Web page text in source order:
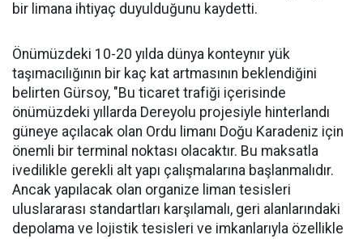
bir limana ihtiyaç duyulduğunu kaydetti.
Önümüzdeki 10-20 yılda dünya konteynır yük
taşımacılığının bir kaç kat artmasının beklendiğini
belirten Gürsoy, "Bu ticaret trafiği içerisinde
önümüzdeki yıllarda Dereyolu projesiyle hinterlandı
güneye açılacak olan Ordu limanı Doğu Karadeniz için
önemli bir terminal noktası olacaktır. Bu maksatla
ivedilikle gerekli alt yapı çalışmalarına başlanmalıdır.
Ancak yapılacak olan organize liman tesisleri
uluslararası standartları karşılamalı, geri alanlarındaki
depolama ve lojistik tesisleri ve imkanlarıyla özellikle